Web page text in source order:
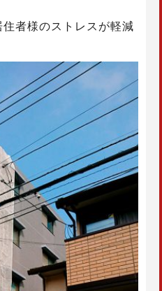
者様のストレスが軽減